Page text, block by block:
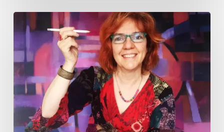
artista
colombiana
premio
de
la
II
Bienal
Internacional